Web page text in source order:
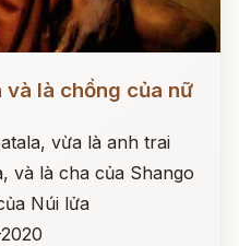
là chồng của nữ
vừa là anh trai
và là cha của Shango
Núi lửa